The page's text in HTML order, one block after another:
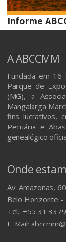
Informe
A ABCCMM
Fundada em
Parque de
(MG), a
Mangalarga
fins lucrativos,
Pecuária e
genealógico
Onde
Av. Amazonas,
Belo Horizonte -
Tel.: +55 31
E-Mail: